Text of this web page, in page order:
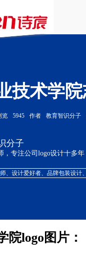
技术学
览 5945 作者 教育智识分子
分子
，专注公司logo设计十多年
、设计爱好者、品牌包装设计
院logo图片：